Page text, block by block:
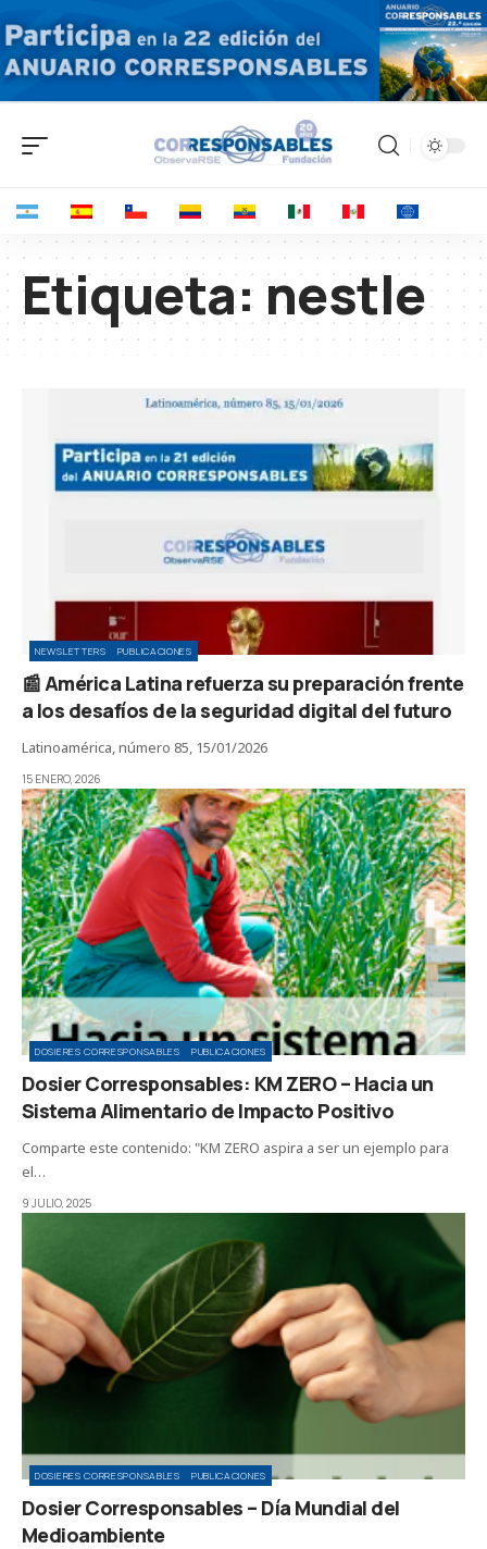
Etiqueta: nestle
NEWSLETTERS PUBLICACIONES
📰 América Latina refuerza su preparación frente
a los desafíos de la seguridad digital del futuro
Latinoamérica, número 85, 15/01/2026
15 ENERO, 2026
DOSIERES CORRESPONSABLES PUBLICACIONES
Dosier Corresponsables: KM ZERO – Hacia un
Sistema Alimentario de Impacto Positivo
Comparte este contenido: "KM ZERO aspira a ser un ejemplo para
el…
9 JULIO, 2025
DOSIERES CORRESPONSABLES PUBLICACIONES
Dosier Corresponsables – Día Mundial del
Medioambiente